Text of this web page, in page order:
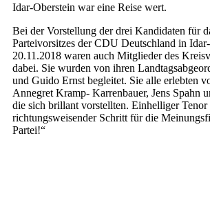
Idar-Oberstein war eine Reise wert.
Bei der Vorstellung der drei Kandidaten für
Parteivorsitzes der CDU Deutschland in
20.11.2018 waren auch Mitglieder des
dabei. Sie wurden von ihren
und Guido Ernst begleitet. Sie alle erlebten
Annegret Kramp- Karrenbauer, Jens Spahn
die sich brillant vorstellten. Einhelliger Tenor
richtungsweisender Schritt für die
Partei!“